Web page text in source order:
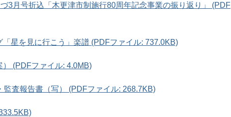
3月号折込「木更津市制施行80周年記念事業の振り返り」 (PDF
星を見に行こう」楽譜 (PDFファイル: 737.0KB)
(PDFファイル: 4.0MB)
監査報告書（写） (PDFファイル: 268.7KB)